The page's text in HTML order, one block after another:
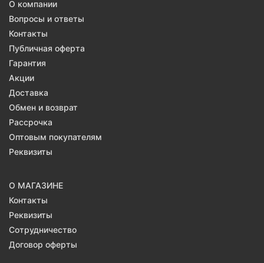
О компании
Вопросы и ответы
Контакты
Публичная оферта
Гарантия
Акции
Доставка
Обмен и возврат
Рассрочка
Оптовым покупателям
Реквизиты
О МАГАЗИНЕ
Контакты
Реквизиты
Сотрудничество
Договор оферты